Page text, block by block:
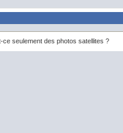
seulement des photos satellites ?